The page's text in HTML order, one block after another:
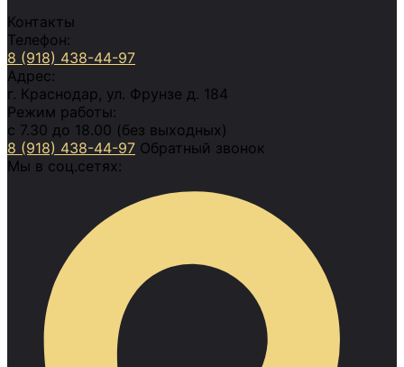
Контакты
Телефон:
8 (918) 438-44-97
Адрес:
г. Краснодар, ул. Фрунзе д. 184
Режим работы:
с 7.30 до 18.00 (без выходных)
8 (918) 438-44-97 Обратный звонок
Мы в соц.сетях: